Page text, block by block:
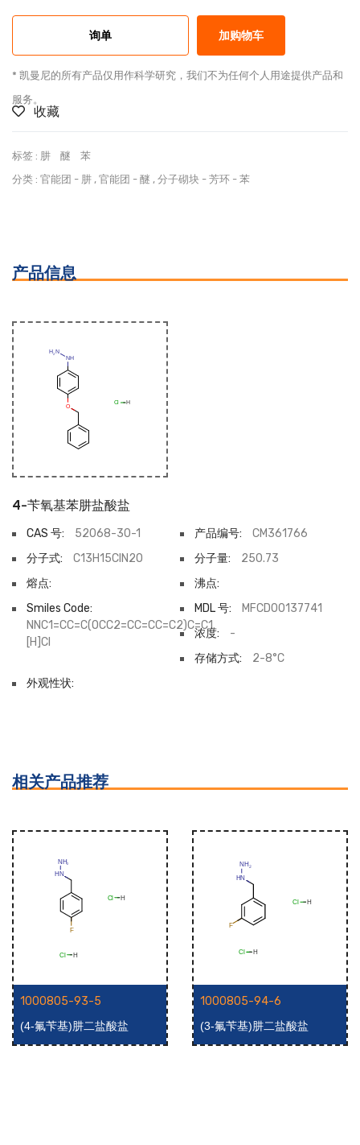
询单 加购物车
* 凯曼尼的所有产品仅用作科学研究，我们不为任何个人用途提供产品和
服务。
收藏
标签 : 肼 醚
苯
分类 : 官能团 - 肼 , 官能团 - 醚 , 分子砌块 - 芳环 - 苯
产品信息
4-苄氧基苯肼盐酸盐
CAS 号: 52068-30-1 产品编号:
CM361766
分子式:
C13H15ClN2O 分子量:
250.73
熔点:
沸点:
Smiles Code:
NNC1=CC=C(OCC2=CC=CC=C2)C=C1.
[H]Cl
MDL 号:
MFCD00137741
浓度:
-
存储方式:
2-8°C
外观性状:
相关产品推荐
1000805-93-5
(4-氟苄基)肼二盐酸盐
1000805-94-6
(3-氟苄基)肼二盐酸盐